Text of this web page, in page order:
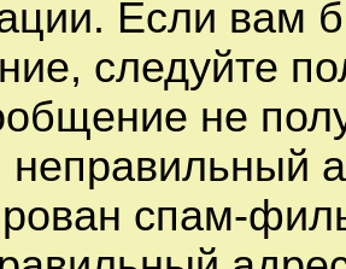
Если вам
следуйте
не
неправильный
спам-